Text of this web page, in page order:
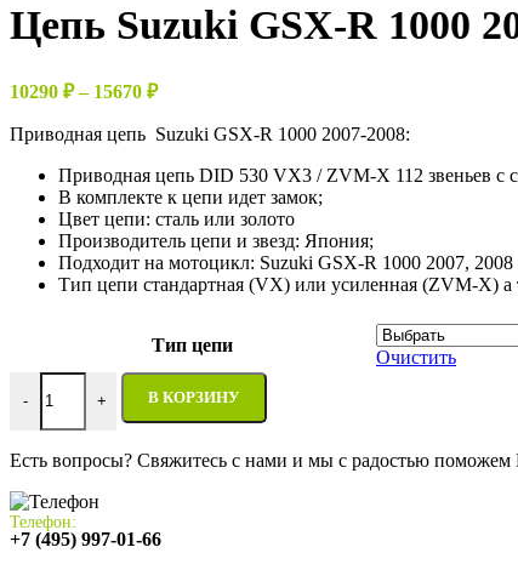
Цепь Suzuki GSX-R 1000
10290 ₽ – 15670 ₽Диапазон
10290 ₽
15670 ₽
Приводная цепь Suzuki GSX-R 1000 2007-2008:
Приводная цепь DID 530 VX3 / ZVM-X 112 звеньев с
В комплекте к цепи идет замок;
Цвет цепи: сталь или золото
Производитель цепи и звезд: Япония;
Подходит на мотоцикл: Suzuki GSX-R 1000 2007, 2008
Тип цепи стандартная (VX) или усиленная (ZVM-X)
Тип цепи
Очистить
-
Количество товара Цепь Suzuki GSX-R 1000 2007-2008-
+ В КОРЗИНУ
Есть вопросы? Свяжитесь с нами и мы с радостью поможем
Телефон:
+7 (495) 997-01-66